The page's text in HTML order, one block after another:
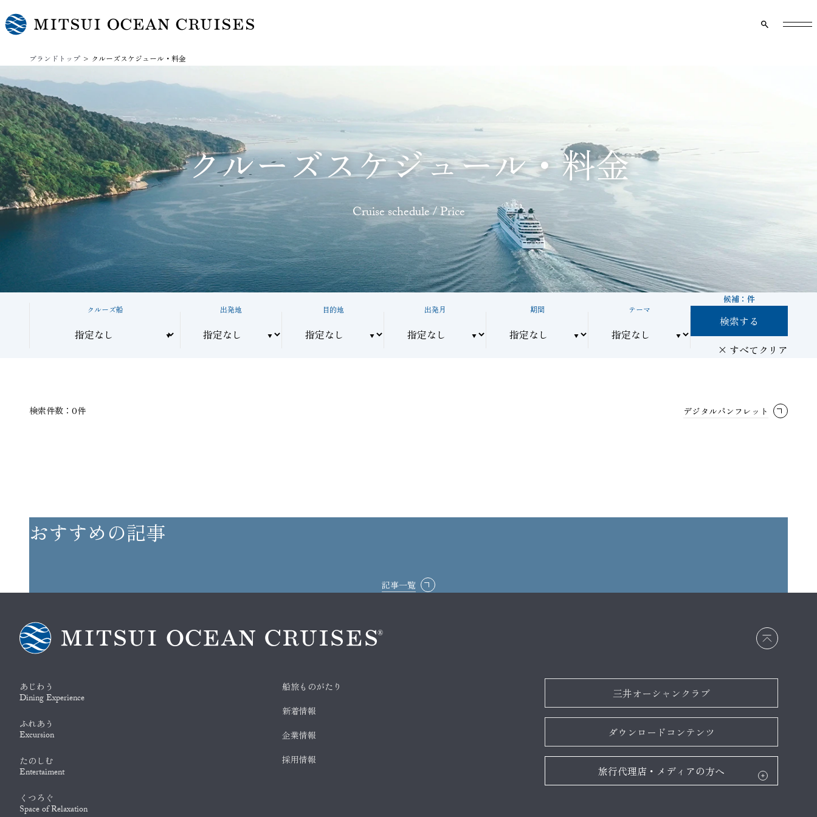
メニュー
ブランドトップ クルーズスケジュール・料金
クルーズスケジュール・料金
Cruise schedule / Price
クルーズ船 出発地 目的地 出発月 期間 テーマ
候補： 件
検索する
すべてクリア
検索件数：0件 デジタルパンフレット
おすすめの記事
記事一覧
画面
最上
あじわう
Dining Experience
ふれあう
Excursion
たのしむ
Entertaiment
くつろぐ
Space of Relaxation
船旅ものがたり
新着情報
企業情報
採用情報
三井オーシャンクラブ
ダウンロードコンテンツ
旅行代理店・メディアの方へ